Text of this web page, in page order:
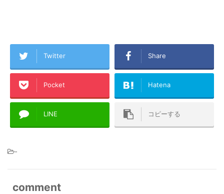
Twitter Share
Pocket Hatena
LINE コピーする
-
comment